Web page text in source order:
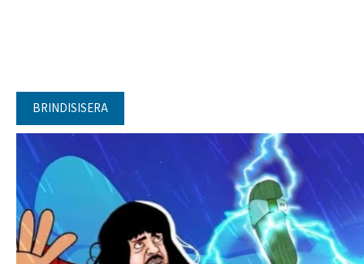
BRINDISISERA